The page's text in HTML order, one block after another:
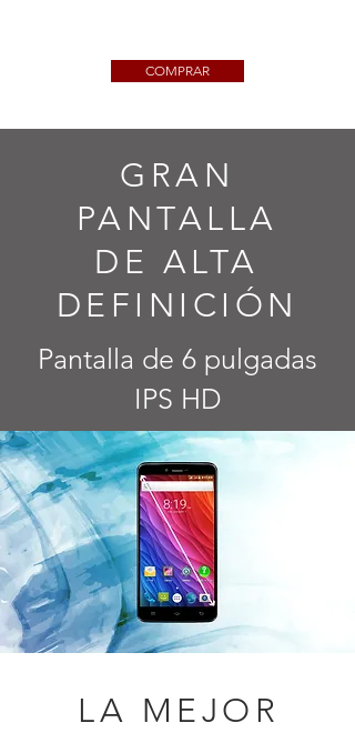
COMPRAR
GRAN
PANTALLA
DE ALTA
DEFINICIÓN
Pantalla de 6 pulgadas
IPS HD
LA MEJOR